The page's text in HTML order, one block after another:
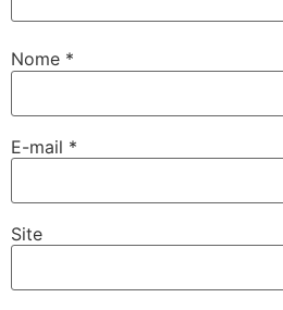
Nome *
E-mail *
Site